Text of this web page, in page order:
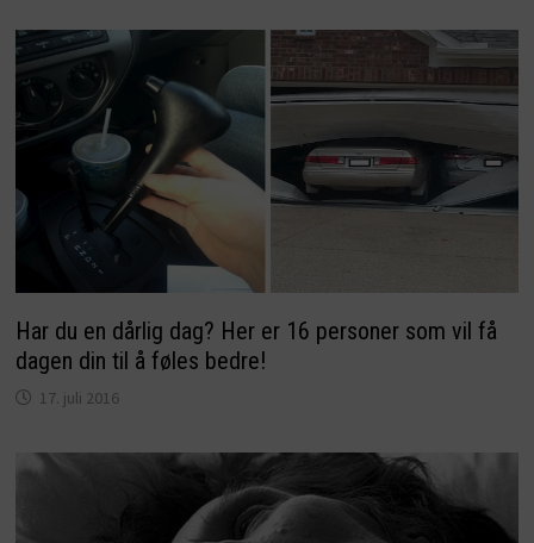
Har du en dårlig dag? Her er 16 personer som vil få
dagen din til å føles bedre!
17. juli 2016